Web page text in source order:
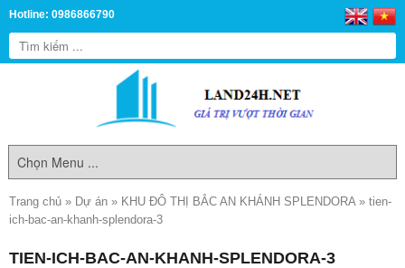
Hotline: 0986866790
Trang chủ » Dự án » KHU ĐÔ THỊ BẮC AN KHÁNH SPLENDORA» tien-
ich-bac-an-khanh-splendora-3
TIEN-ICH-BAC-AN-KHANH-SPLENDORA-3